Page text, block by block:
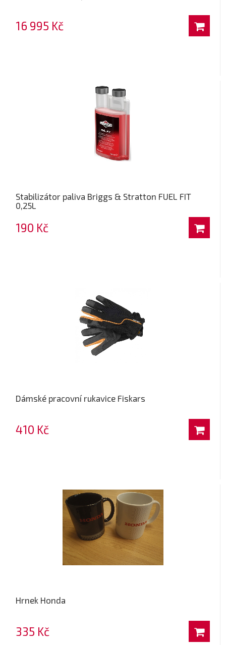
16 995 Kč
Stabilizátor paliva Briggs & Stratton FUEL FIT
0,25L
190 Kč
Dámské pracovní rukavice Fiskars
410 Kč
Hrnek Honda
335 Kč